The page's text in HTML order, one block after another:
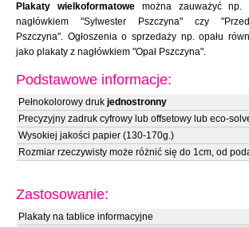
Plakaty wielkoformatowemożna zauważyć np.
nagłówkiem "Sylwester Pszczyna" czy
Pszczyna". Ogłoszenia o sprzedaży np. opału
jako plakaty z nagłówkiem "Opał Pszczyna".
Podstawowe informacje:
Pełnokolorowy druk jednostronny
Precyzyjny zadruk cyfrowy lub offsetowy lub eco-
Wysokiej jakości papier (130-170g.)
Rozmiar rzeczywisty może różnić się do 1cm, od
Zastosowanie:
Plakaty na tablice informacyjne